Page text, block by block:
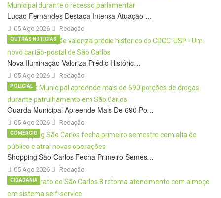
Lucão Fernandes Destaca Intensa Atuação …
05 Ago 2026 Redação
Nova Iluminação Valoriza Prédio Históric…
05 Ago 2026
OUTRAS NOTÍCIAS
Redação
Guarda Municipal Apreende Mais De 690 Po…
05 Ago 2026
POLICIAL
Redação
Shopping São Carlos Fecha Primeiro Semes…
05 Ago 2026
COMÉRCIO
Redação
CIDADANIA